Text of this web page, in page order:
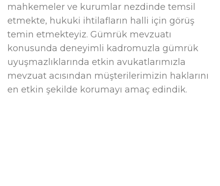
mahkemeler ve kurumlar nezdinde temsil
etmekte, hukuki ihtilafların halli için görüş
temin etmekteyiz. Gümrük mevzuatı
konusunda deneyimli kadromuzla gümrük
uyuşmazlıklarında etkin avukatlarımızla
mevzuat acısından müşterilerimizin haklarını
en etkin şekilde korumayı amaç edindik.